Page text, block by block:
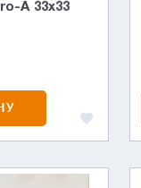
A 33х33